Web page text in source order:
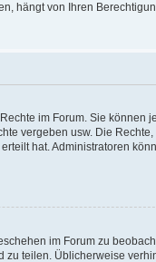
hängt von Ihren
im Forum. Sie können
vergeben usw. Die
hat. Administratoren
im Forum zu
teilen. Üblicherweise